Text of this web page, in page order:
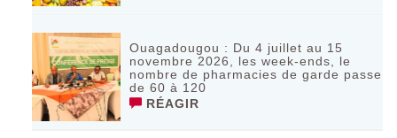
Ouagadougou : Du 4 juillet au 15
novembre 2026, les week-ends, le
nombre de pharmacies de garde passe
de 60 à 120
RÉAGIR